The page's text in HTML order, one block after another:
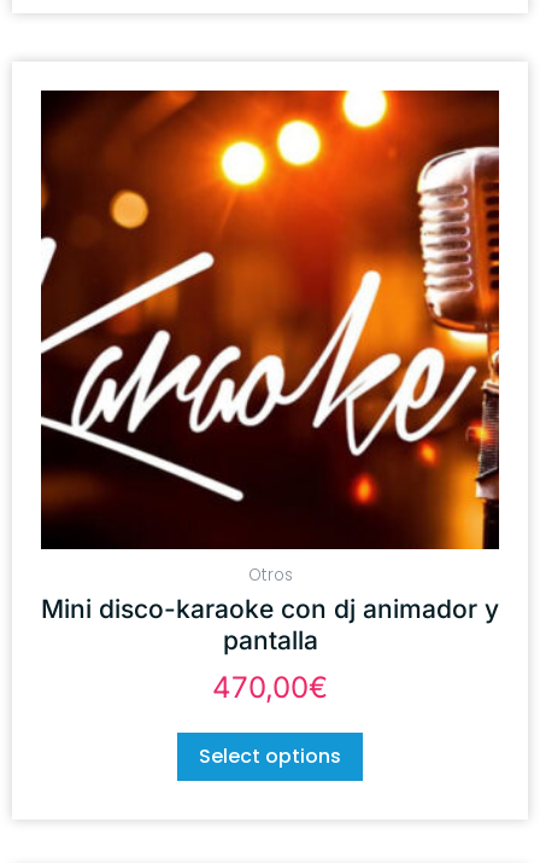
Otros
Mini disco-karaoke con dj animador y
pantalla
470,00€
Select options